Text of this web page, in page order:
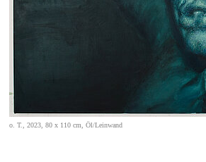
o. T., 2023, 80 x 110 cm, Öl/Leinwand